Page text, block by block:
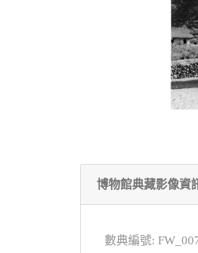
博物館典藏影像資
數典編號: